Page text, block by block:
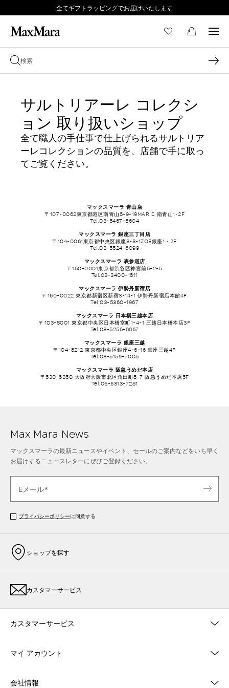
全てギフトラッピングでお届けいたします
サルトリアーレ コレクシ
ョン 取り扱いショップ
全て職人の手仕事で仕上げられるサルトリア
ーレコレクションの品質を、店舗で手に取っ
てご覧ください。
マックスマーラ 青山店
〒107-0062東京都港区南青山5-9-19MAR'S 南青山1･2F
Tel.03-5467-5604
マックスマーラ 銀座三丁目店
〒104-0061東京都中央区銀座3-3-1ZOE銀座1・2F
Tel.03-5524-6099
マックスマーラ 表参道店
〒150-0001東京都渋谷区神宮前5-2-5
Tel.03-3400-1811
マックスマーラ 伊勢丹新宿店
〒160-0022 東京都新宿区新宿3-14-1 伊勢丹新宿店本館4F
Tel.03-5360-1967
マックスマーラ 日本橋三越本店
〒103-8001 東京都中央区日本橋室町1-4-1 三越日本橋本店3F
Tel.03-5255-8867
マックスマーラ 銀座三越
〒104-8212 東京都中央区銀座4-6-16 銀座三越4F
Tel.03-5159-7005
マックスマーラ 阪急うめだ本店
〒530-8350 大阪府大阪市北区角田町8-7 阪急うめだ本店5F
Tel.06-6313-7281
Max Mara News
マックスマーラの最新ニュースやイベント、セールのご案内などをいち早く
お届けするニュースレターにぜびご登録ください。
プライバシーポリシーに同意する
ショップを探す
カスタマーサービス
カスタマーサービス
マイ アカウント
会社情報